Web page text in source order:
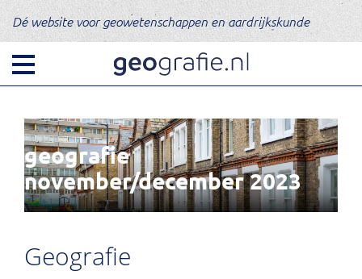
Dé website voor geowetenschappen en aardrijkskunde
geografie
november/december 2023
Geografie